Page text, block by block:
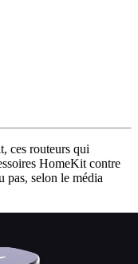
ces routeurs qui
HomeKit contre
pas, selon le média